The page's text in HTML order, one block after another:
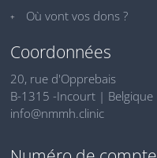
Où vont vos dons ?
Coordonnées
20, rue d'Opprebais
B-1315 -Incourt | Belgique
info@nmmh.clinic